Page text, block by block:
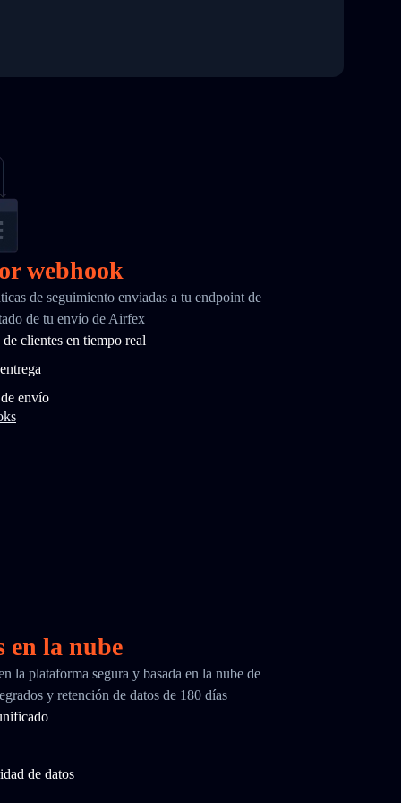
webhook
de seguimiento enviadas a tu endpoint de
de tu envío de Airfex
clientes en tiempo real
envío
en la nube
la plataforma segura y basada en la nube de
y retención de datos de 180 días
de datos